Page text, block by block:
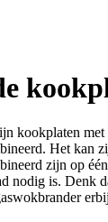
kookplaten
Het kan
zijn op
nodig is. Denk